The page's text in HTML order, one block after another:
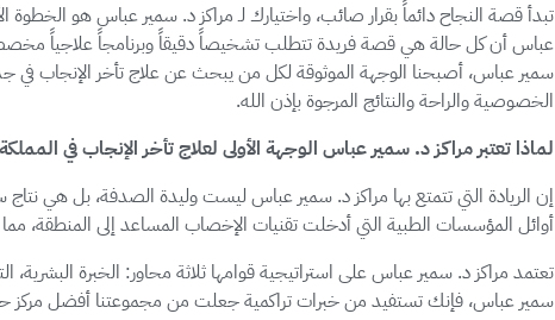
تبدأ قصة النجاح دائماً بقرار صائب، واختيارك لـ مراكز د. سمير عباس هو الخطوة
عباس أن كل حالة هي قصة فريدة تتطلب تشخيصاً دقيقاً وبرنامجاً علاجياً مخصصاً.
سمير عباس، أصبحنا الوجهة الموثوقة لكل من يبحث عن علاج تأخر الإنجاب في
الخصوصية والراحة والنتائج المرجوة بإذن الله.
لماذا تعتبر مراكز د. سمير عباس الوجهة الأولى لعلاج تأخر الإنجاب في
إن الريادة التي تتمتع بها مراكز د. سمير عباس ليست وليدة الصدفة، بل هي
أوائل المؤسسات الطبية التي أدخلت تقنيات الإخصاب المساعد إلى المنطقة،
تعتمد مراكز د. سمير عباس على استراتيجية قوامها ثلاثة محاور: الخبرة البشرية،
سمير عباس، فإنك تستفيد من خبرات تراكمية جعلت من مجموعتنا أفضل مركز